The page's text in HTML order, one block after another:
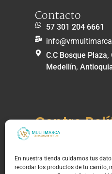
En nuestra tienda cuidamos tus
recordar los productos de tu carrito,
Contacto
57 301 204 6661
C.C Bosque
Medellín,
Centro
Política de
Política de